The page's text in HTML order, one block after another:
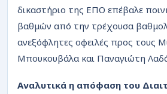
ΕΙΔΗΣΕΙΣ
ΑΡΘΡΟΓΡΑΦΙΕΣ
ΡΟΗ
δικαστήριο της ΕΠΟ επέβαλε
βαθμών από την τρέχουσα
ανεξόφλητες οφειλές προς τους
Μπουκουβάλα και Παναγιώτη
Αναλυτικά η απόφαση του